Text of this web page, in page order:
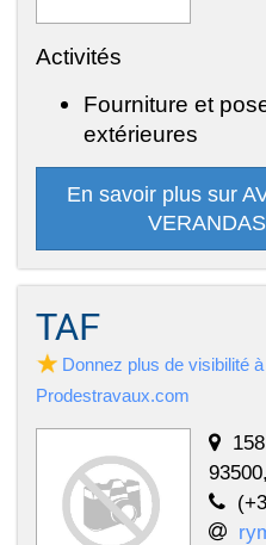
Activités
Fourniture et
extérieures
En savoir plus sur
TAF
Donnez plus de visibilité
Prodestravaux.com